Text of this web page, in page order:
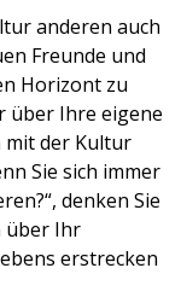
anderen auch
Freunde und
Horizont zu
über Ihre eigene
mit der Kultur
Sie sich immer
denken Sie
über Ihr
erstrecken